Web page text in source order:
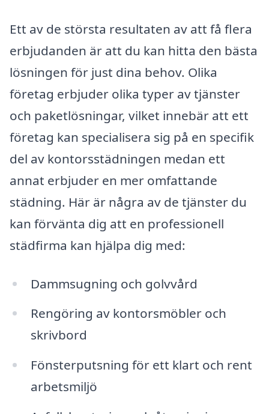
Ett av de största resultaten av att få flera
erbjudanden är att du kan hitta den bästa
lösningen för just dina behov. Olika
företag erbjuder olika typer av tjänster
och paketlösningar, vilket innebär att ett
företag kan specialisera sig på en specifik
del av kontorsstädningen medan ett
annat erbjuder en mer omfattande
städning. Här är några av de tjänster du
kan förvänta dig att en professionell
städfirma kan hjälpa dig med:
Dammsugning och golvvård
Rengöring av kontorsmöbler och
skrivbord
Fönsterputsning för ett klart och rent
arbetsmiljö